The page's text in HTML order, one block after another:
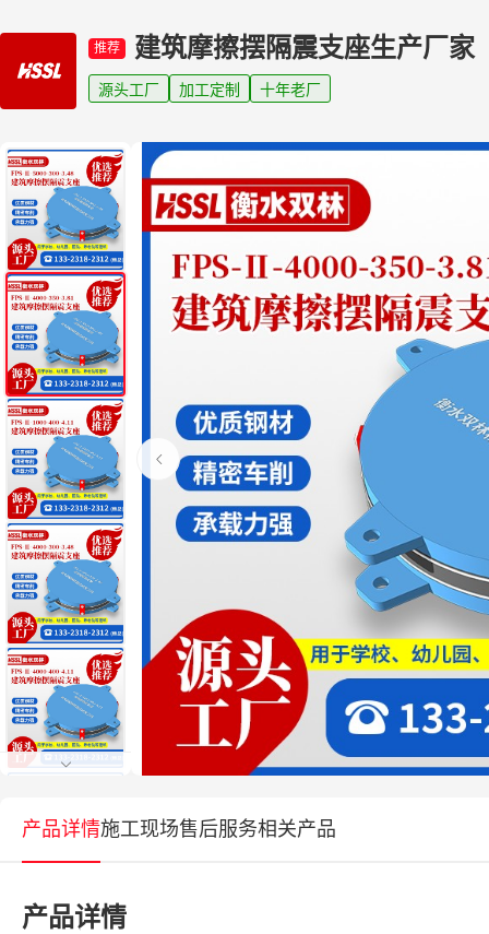
推荐 建筑摩擦摆隔震支座生产厂家
源头工厂 加工定制 十年老厂
产品详情施工现场售后服务相关产品
产品详情